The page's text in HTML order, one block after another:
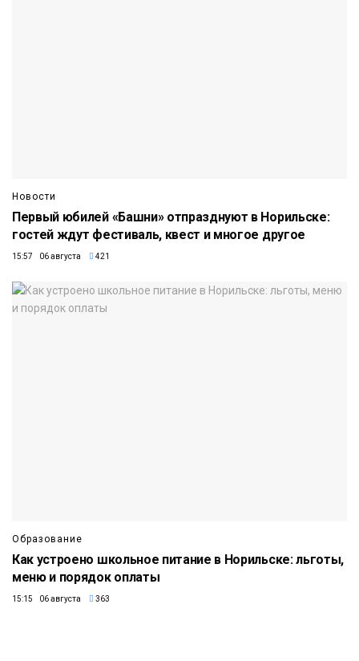
Новости
Первый юбилей «Башни» отпразднуют в Норильске:
гостей ждут фестиваль, квест и многое другое
15:57 06 августа 421
Образование
Как устроено школьное питание в Норильске: льготы,
меню и порядок оплаты
15:15 06 августа 363